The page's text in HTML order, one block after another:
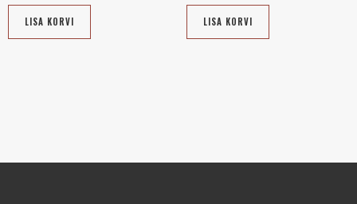
LISA KORVI LISA KORVI